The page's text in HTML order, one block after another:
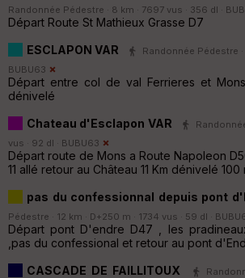
Randonnée Pédestre · 8 km · 7697 vus · 356 dl ·
Départ Route St Mathieux Grasse D7
ESCLAPON VAR
Randonnée Pédestre
BUBU63
Départ entre col de val Ferrieres et Mons
dénivelé
Chateau d'Esclapon VAR
vus · 92 dl · BUBU63
Départ route de Mons a Route Napoleon
11 allé retour au Château 11 Km dénivelé 100
pas du confessionnal depuis pont
Pédestre · 12 km · D+250 m · 1734 vus · 59 dl ·
Départ pont D'endre D47 , les
,pas du confessional et retour au pont
CASCADE DE FAILLITOUX